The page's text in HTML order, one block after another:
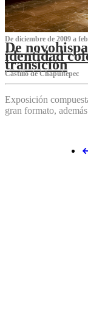
De diciembre de 2009 a
De
identidad
transición
Castillo de Chapultepec
Exposición
gran formato,